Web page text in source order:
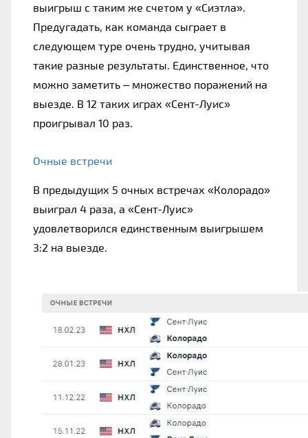
выигрыш с таким же счетом у «Сиэтла».
Предугадать, как команда сыграет в
следующем туре очень трудно, учитывая
такие разные результаты. Единственное, что
можно заметить – множество поражений на
выезде. В 12 таких играх «Сент-Луис»
проигрывал 10 раз.
Очные встречи
В предыдущих 5 очных встречах «Колорадо»
выиграл 4 раза, а «Сент-Луис»
удовлетворился единственным выигрышем
3:2 на выезде.